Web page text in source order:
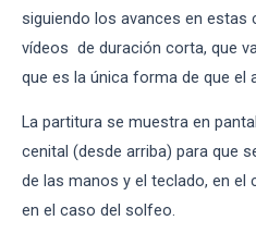
siguiendo los avances en estas
vídeos de duración corta, que
que es la única forma de que el
La partitura se muestra en
cenital (desde arriba) para que
de las manos y el teclado, en el
en el caso del solfeo.